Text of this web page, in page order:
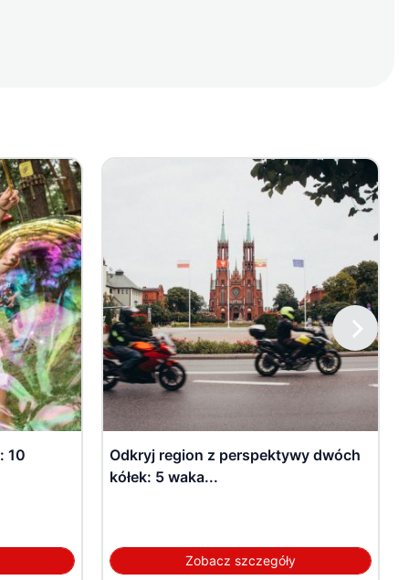
10
Odkryj region z perspektywy dwóch
kółek: 5 waka...
Zobacz szczegóły